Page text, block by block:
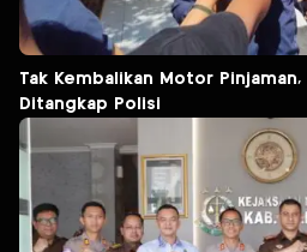
Tak Kembalikan Motor Pinjaman,
Ditangkap Polisi